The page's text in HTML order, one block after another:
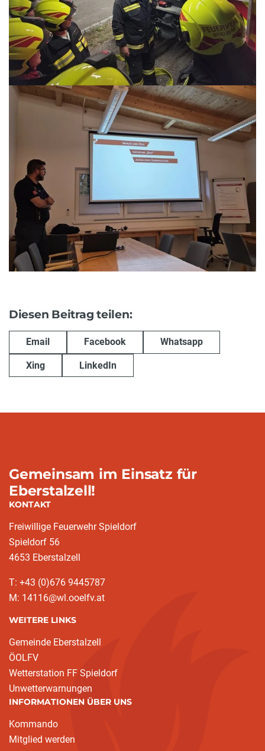
Diesen Beitrag teilen:
Email Facebook Whatsapp
Xing LinkedIn
Gemeinsam im Einsatz für
Eberstalzell!
KONTAKT
Freiwillige Feuerwehr Spieldorf
Spieldorf 56
4653 Eberstalzell
T: +43 (0)676 9445787
M: 14116@wl.ooelfv.at
WEITERE LINKS
Gemeinde Eberstalzell
ÖOLFV
Wetterstation FF Spieldorf
Unwetterwarnungen
INFORMATIONEN ÜBER UNS
Kommando
Mitglied werden